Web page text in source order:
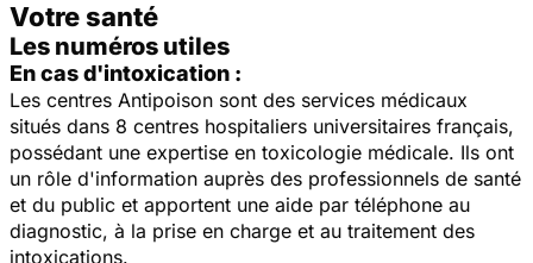
Votre santé
Les numéros utiles
En cas d'intoxication :
Les centres Antipoison sont des services médicaux
situés dans 8 centres hospitaliers universitaires français,
possédant une expertise en toxicologie médicale. Ils ont
un rôle d'information auprès des professionnels de santé
et du public et apportent une aide par téléphone au
diagnostic, à la prise en charge et au traitement des
intoxications.